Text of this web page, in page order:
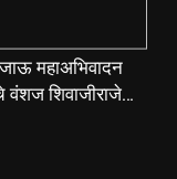
महाअभिवादन
वंशज शिवाजीराजे